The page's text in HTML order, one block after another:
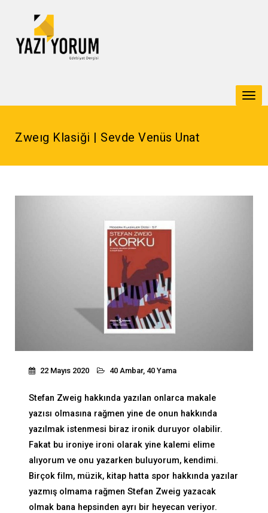
Zweıg Klasiği | Sevde Venüs Unat
22 Mayıs 2020 40 Ambar, 40 Yama
Stefan Zweig hakkında yazılan onlarca makale
yazısı olmasına rağmen yine de onun hakkında
yazılmak istenmesi biraz ironik duruyor olabilir.
Fakat bu ironiye ironi olarak yine kalemi elime
alıyorum ve onu yazarken buluyorum, kendimi.
Birçok film, müzik, kitap hatta spor hakkında yazılar
yazmış olmama rağmen Stefan Zweig yazacak
olmak bana hepsinden ayrı bir heyecan veriyor.